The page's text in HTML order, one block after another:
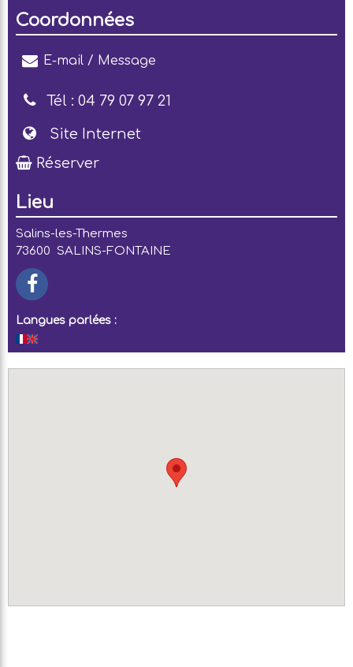
Coordonnées
E-mail / Message
Tél : 04 79 07 97 21
Site Internet
Réserver
Lieu
Salins-les-Thermes
73600 SALINS-FONTAINE
Langues parlées :